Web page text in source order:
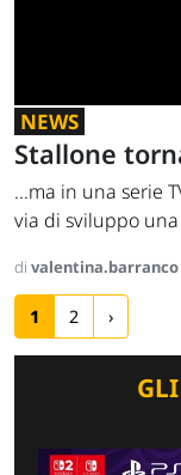
NEWS
Stallone
...ma in una serie
via di sviluppo una
di valentina.barranco
1 2 ›